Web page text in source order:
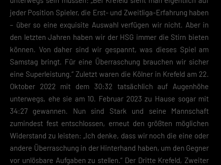
jeder Position Spieler, die Erst- und Zweitliga-Erfahrung haben
– über so eine exquisite Auswahl verfügen wir nicht. Aber in
den letzten Jahren haben wir der HSG immer die Stirn bieten
können. Von daher sind wir gespannt, was dieses Spiel am
Samstag bringt. Für eine Überraschung brauchen wir sicher
eine Superleistung.“ Zuletzt waren die Kölner in Krefeld am 22.
Oktober 2022 mit dem 30:32 tatsächlich auf Augenhöhe
unterwegs, ehe sie am 10. Februar 2023 zu Hause sogar mit
34:27 gewannen. Nun sind Stark und seine Mannschaft
zumindest fest entschlossen, erneut den größten möglichen
Widerstand zu leisten: „Ich denke, dass wir noch die eine oder
andere Überraschung in der Hinterhand haben, um den Gegner
vor unlösbare Aufgaben zu stellen.“ Der Dritte Krefeld, Zweiter